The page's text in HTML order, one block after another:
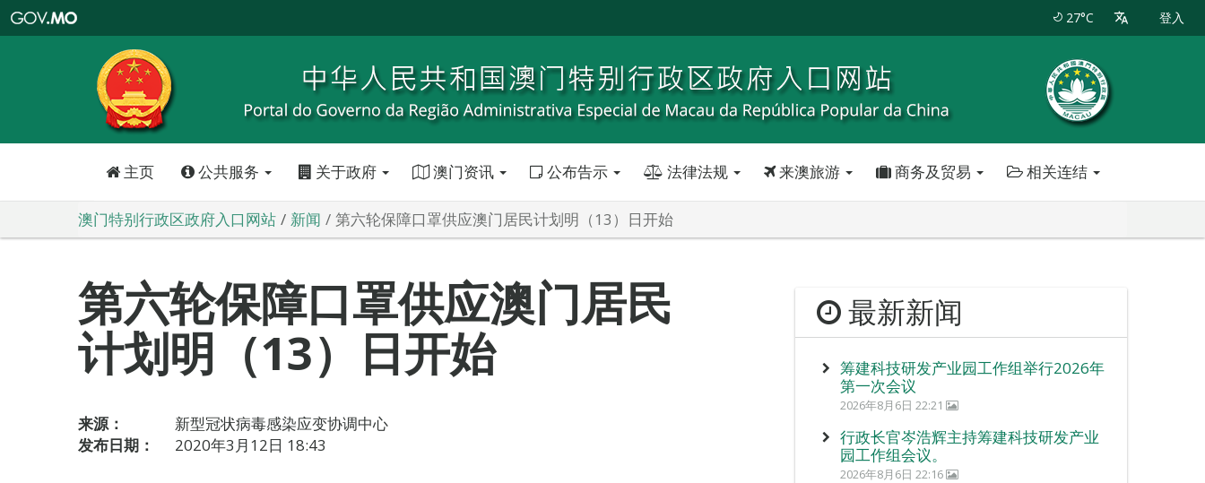
特
政
区
政
口
27°C 登入
主页 公共服务 关于政府 澳门资讯 公布告示 法律法规 来澳旅游 商务及贸易 相关连结
澳门特别行政区政府入口网站 新闻 第六轮保障口罩供应澳门居民计划明（13）日开始
第六轮保障口罩供应澳门居民
计划明（13）日开始
来源：
新型冠状病毒感染应变协调中心
发布日期：
2020年3月12日 18:43
最新新闻
筹建科技研发产业园工作组举行2026年
第一次会议
2026年8月6日 22:21
行政长官岑浩辉主持筹建科技研发产业
园工作组会议。
2026年8月6日 22:16